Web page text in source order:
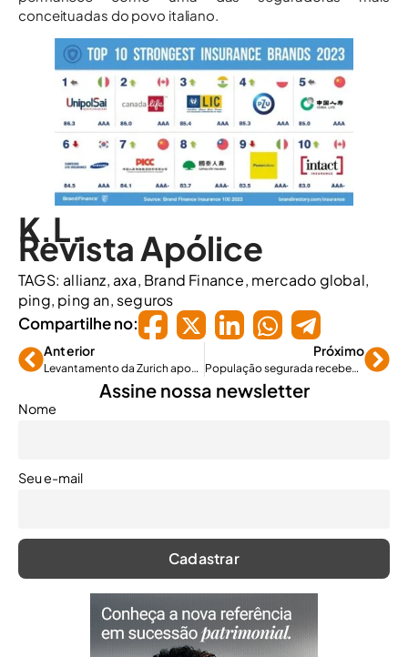
conceituadas do povo italiano.
K.L.
Revista Apólice
TAGS: allianz, axa, Brand Finance, mercado global,
ping, ping an, seguros
Compartilhe no:
Anterior
Levantamento da Zurich aponta evolução na gestão de riscos cibernéticos
Próximo
População segurada recebeu R$ 1,2 bilhão em indenizações em janeiro
Assine nossa newsletter
Nome
Seu e-mail